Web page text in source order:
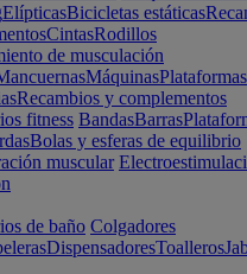
ElípticasBicicletas estáticas
CintasRodillos
de musculación
MáquinasPlataformas
Recambios y complementos
fitness BandasBarras
Bolas y esferas de equilibrio
muscular
de baño Colgadores
DispensadoresToalleros